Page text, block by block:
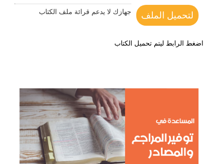
لتحميل الملف جهازك لا يدعم قرائة ملف الكتاب
اضغط الرابط ليتم تحميل الكتاب